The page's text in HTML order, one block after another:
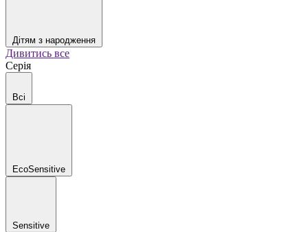
Дітям з народження
Дивитись все
Серія
Всі
EcoSensitive
Sensitive